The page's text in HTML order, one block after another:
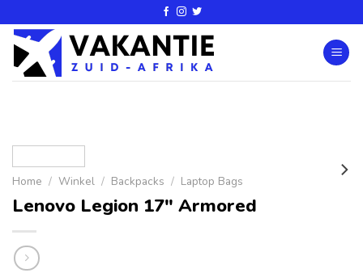
Home / Winkel / Backpacks / Laptop Bags
Lenovo Legion 17″ Armored